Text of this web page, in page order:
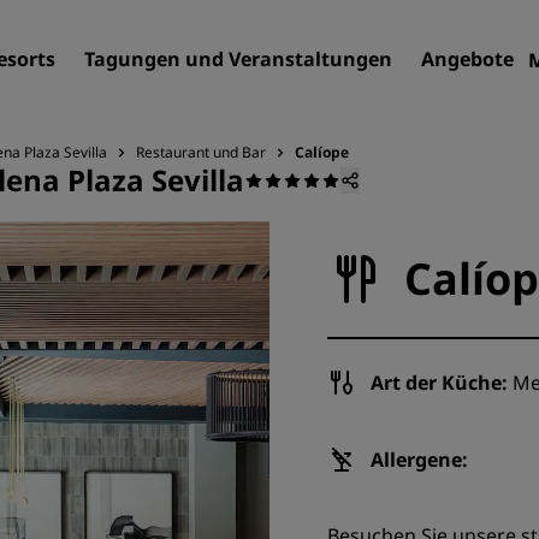
Tagungen und Veranstaltungen Angebote
Finden Sie Ihr Hotel
Resorts
Neue und geplante Hotels
Tagungen und
Veranstaltungen
Entdecken Sie Radisson
Plaza Sevilla Restaurant und Bar Calíope
Plaza Sevilla
Art der Küche:
Allergene: